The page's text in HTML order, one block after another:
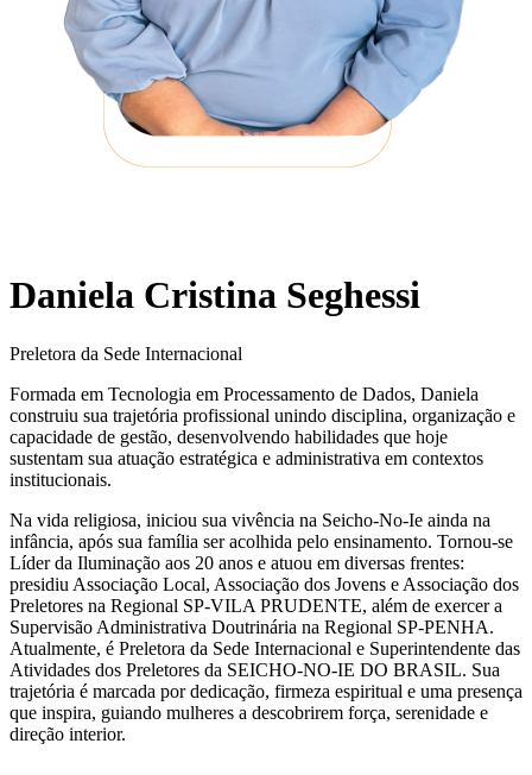
Daniela Cristina Seghessi
Preletora da Sede Internacional
Formada em Tecnologia em Processamento de Dados, Daniela
construiu sua trajetória profissional unindo disciplina, organização e
capacidade de gestão, desenvolvendo habilidades que hoje
sustentam sua atuação estratégica e administrativa em contextos
institucionais.
Na vida religiosa, iniciou sua vivência na Seicho-No-Ie ainda na
infância, após sua família ser acolhida pelo ensinamento. Tornou-se
Líder da Iluminação aos 20 anos e atuou em diversas frentes:
presidiu Associação Local, Associação dos Jovens e Associação dos
Preletores na Regional SP-VILA PRUDENTE, além de exercer a
Supervisão Administrativa Doutrinária na Regional SP-PENHA.
Atualmente, é Preletora da Sede Internacional e Superintendente das
Atividades dos Preletores da SEICHO-NO-IE DO BRASIL. Sua
trajetória é marcada por dedicação, firmeza espiritual e uma presença
que inspira, guiando mulheres a descobrirem força, serenidade e
direção interior.